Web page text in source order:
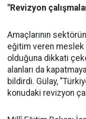
"Revizyon
Amaçlarının
eğitim veren meslek
olduğuna dikkati
alanları da
bildirdi. Gülay,
konudaki revizyon